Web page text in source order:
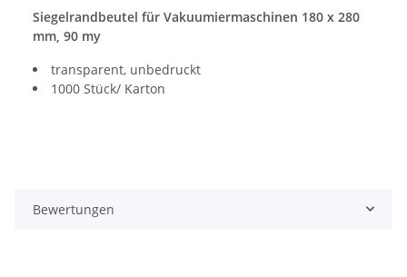
Siegelrandbeutel für Vakuumiermaschinen 180 x 280
mm, 90 my
transparent, unbedruckt
1000 Stück/ Karton
Bewertungen